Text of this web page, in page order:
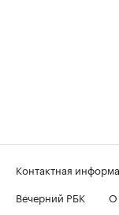
Контактная
Вечерний РБК
О